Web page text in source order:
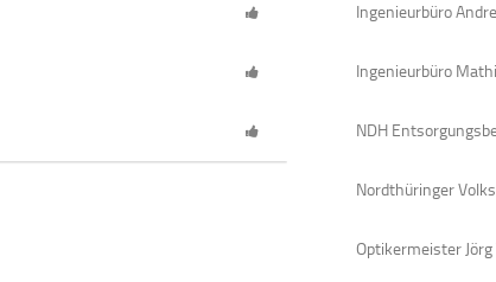
Ingenieurbüro
Ingenieurbüro
NDH
Nordthüringer
Optikermeister Jörg